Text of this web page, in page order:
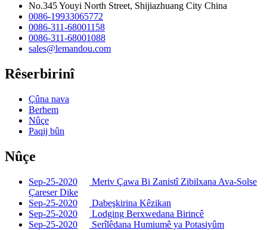
No.345 Youyi North Street, Shijiazhuang City China
0086-19933065772
0086-311-68001158
0086-311-68001088
sales@lemandou.com
Rêserbirinî
Çûna nava
Berhem
Nûçe
Paqij bûn
Nûçe
Sep-25-2020
Meriv Çawa Bi Zanistî Zibilxana Ava-Solse
Çareser Dike
Sep-25-2020
Dabeşkirina Kêzikan
Sep-25-2020
Lodging Berxwedana Birincê
Sep-25-2020
Serîlêdana Humiumê ya Potasiyûm